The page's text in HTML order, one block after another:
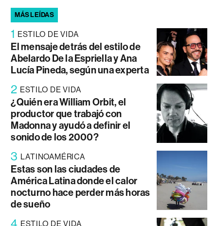
MÁS LEÍDAS
1 ESTILO DE VIDA
El mensaje detrás del estilo de
Abelardo De la Espriella y Ana
Lucía Pineda, según una experta
2 ESTILO DE VIDA
¿Quién era William Orbit, el
productor que trabajó con
Madonna y ayudó a definir el
sonido de los 2000?
3 LATINOAMÉRICA
Estas son las ciudades de
América Latina donde el calor
nocturno hace perder más horas
de sueño
ESTILO DE VIDA